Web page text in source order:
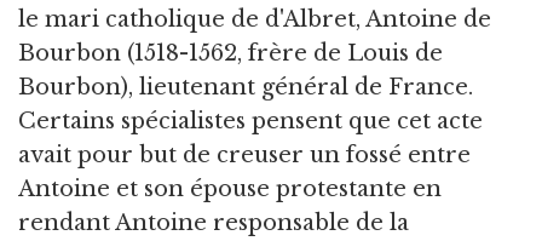
le mari catholique de d'Albret, Antoine de
Bourbon (1518-1562, frère de Louis de
Bourbon), lieutenant général de France.
Certains spécialistes pensent que cet acte
avait pour but de creuser un fossé entre
Antoine et son épouse protestante en
rendant Antoine responsable de la